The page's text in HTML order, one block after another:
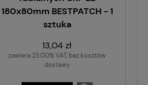
180x80mm BESTPATCH - 1
sztuka
13,04 zł
zawiera 23.00% VAT, bez kosztów
dostawy